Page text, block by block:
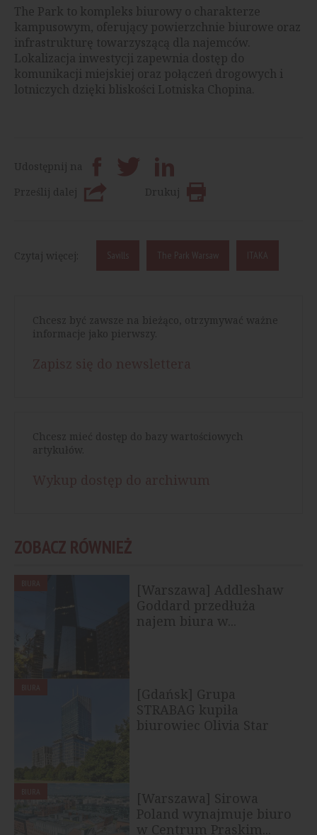
The Park to kompleks biurowy o charakterze
kampusowym, oferujący powierzchnie biurowe oraz
infrastrukturę towarzyszącą dla najemców.
Lokalizacja inwestycji zapewnia dostęp do
komunikacji miejskiej oraz połączeń drogowych i
lotniczych dzięki bliskości Lotniska Chopina.
Udostępnij na
Prześlij dalej
Drukuj
Czytaj więcej: Savills The Park Warsaw ITAKA
Chcesz być zawsze na bieżąco, otrzymywać ważne
informacje jako pierwszy.
Chcesz mieć dostęp do bazy wartościowych
artykułów.
ZOBACZ RÓWNIEŻ
[Warszawa] Addleshaw
Goddard przedłuża
najem biura w...
[Gdańsk] Grupa
STRABAG kupiła
biurowiec Olivia Star
[Warszawa] Sirowa
Poland wynajmuje biuro
w Centrum Praskim...